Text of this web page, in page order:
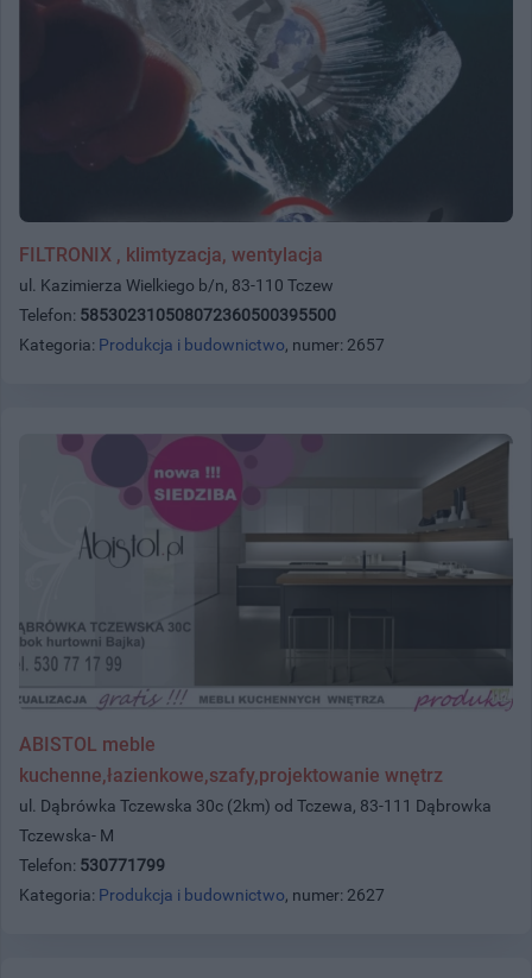
FILTRONIX , klimtyzacja, wentylacja
ul. Kazimierza Wielkiego b/n, 83-110 Tczew
Telefon: 585302310508072360500395500
Kategoria: Produkcja i budownictwo, numer: 2657
ABISTOL meble
kuchenne,łazienkowe,szafy,projektowanie wnętrz
ul. Dąbrówka Tczewska 30c (2km) od Tczewa, 83-111 Dąbrowka
Tczewska- M
Telefon: 530771799
Kategoria: Produkcja i budownictwo, numer: 2627